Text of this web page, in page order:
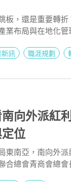
板，還是重要轉
業布局與在地化
訊 職涯規劃
南向外派
位
東南亞，南向外
合總會青商會總